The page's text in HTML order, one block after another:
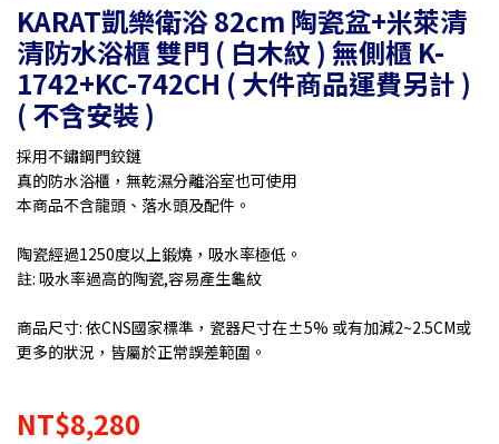
KARAT凱樂衛浴 82cm 陶瓷盆+米萊清
清防水浴櫃 雙門 ( 白木紋 ) 無側櫃 K-
1742+KC-742CH ( 大件商品運費另計 )
( 不含安裝 )
採用不鏽鋼門鉸鏈
真的防水浴櫃，無乾濕分離浴室也可使用
本商品不含龍頭、落水頭及配件。
陶瓷經過1250度以上鍛燒，吸水率極低。
註: 吸水率過高的陶瓷,容易產生龜紋
商品尺寸: 依CNS國家標準，瓷器尺寸在±5% 或有加減2~2.5CM或
更多的狀況，皆屬於正常誤差範圍。
NT$8,280